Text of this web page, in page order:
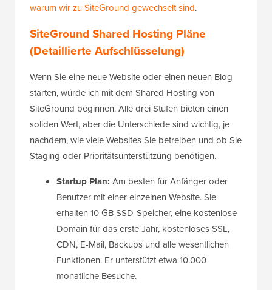
warum wir zu SiteGround gewechselt sind.
SiteGround Shared Hosting Pläne
(Detaillierte Aufschlüsselung)
Wenn Sie eine neue Website oder einen neuen Blog
starten, würde ich mit dem Shared Hosting von
SiteGround beginnen. Alle drei Stufen bieten einen
soliden Wert, aber die Unterschiede sind wichtig, je
nachdem, wie viele Websites Sie betreiben und ob Sie
Staging oder Prioritätsunterstützung benötigen.
Startup Plan: Am besten für Anfänger oder
Benutzer mit einer einzelnen Website. Sie
erhalten 10 GB SSD-Speicher, eine kostenlose
Domain für das erste Jahr, kostenloses SSL,
CDN, E-Mail, Backups und alle wesentlichen
Funktionen. Er unterstützt etwa 10.000
monatliche Besuche.